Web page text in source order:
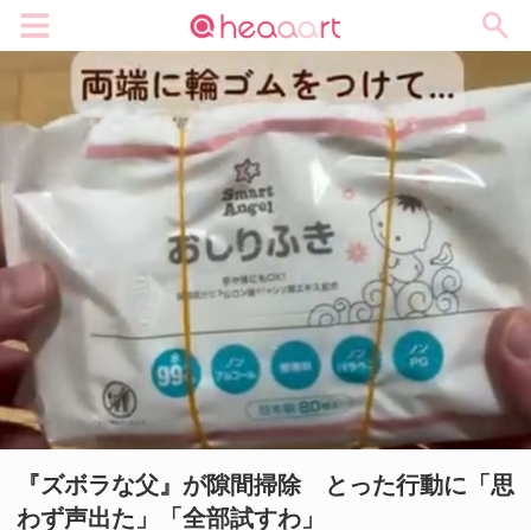
『ズボラな父』が隙間掃除 とった行動に「思
わず声出た」「全部試すわ」